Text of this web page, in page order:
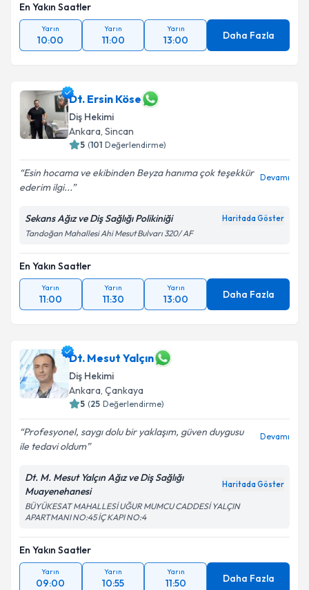
En Yakın Saatler
Yarın
10:00
Yarın
11:00
Yarın
13:00 Daha Fazla
Dt. Ersin Köse
Diş Hekimi
Ankara, Sincan
5 (101 Değerlendirme)
Esin hocama ve ekibinden Beyza hanıma çok teşekkür
ederim ilgi...
Devamı
Sekans Ağız ve Diş Sağlığı Polikiniği Haritada Göster
Tandoğan Mahallesi Ahi Mesut Bulvarı 320/ AF
En Yakın Saatler
Yarın
11:00
Yarın
11:30
Yarın
13:00 Daha Fazla
Dt. Mesut Yalçın
Diş Hekimi
Ankara, Çankaya
5 (25 Değerlendirme)
Profesyonel, saygı dolu bir yaklaşım, güven duygusu
ile tedavi oldum
Devamı
Dt. M. Mesut Yalçın Ağız ve Diş Sağlığı
Muayenehanesi
Haritada Göster
BÜYÜKESAT MAHALLESİ UĞUR MUMCU CADDESİ YALÇIN
APARTMANI NO:45 İÇ KAPI NO:4
En Yakın Saatler
Yarın
09:00
Yarın
10:55
Yarın
11:50 Daha Fazla